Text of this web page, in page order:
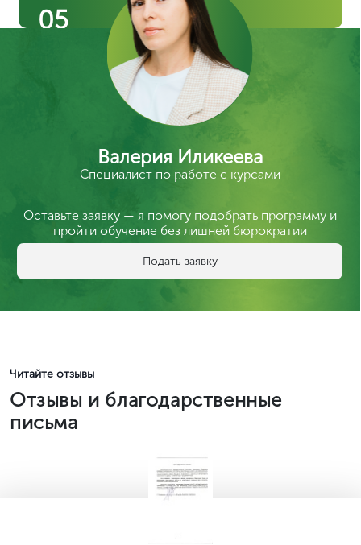
05
Валерия Иликеева
Специалист по работе с курсами
Оставьте заявку — я помогу подобрать программу и
пройти обучение без лишней бюрократии
Подать заявку
Читайте отзывы
Отзывы и благодарственные
письма